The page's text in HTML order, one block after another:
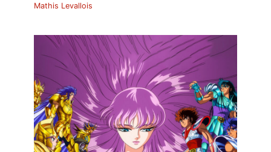
Mathis Levallois